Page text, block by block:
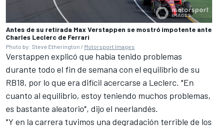
Antes de su retirada Max Verstappen se mostró impotente ante
Charles Leclerc de Ferrari
Photo by: Steve Etherington / Motorsport Images
Verstappen explicó que había tenido problemas
durante todo el fin de semana con el equilibrio de su
RB18, por lo que era difícil acercarse a Leclerc. "En
cuanto al equilibrio, estoy teniendo muchos problemas,
es bastante aleatorio", dijo el neerlandés.
"Y en la carrera tuvimos una degradación terrible de los